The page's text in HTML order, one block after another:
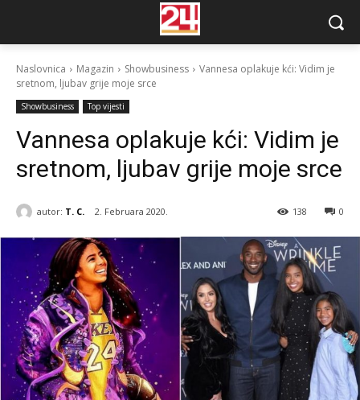
Naslovnica Magazin Showbusiness
Vannesa oplakuje kći: Vidim je
sretnom, ljubav grije moje srce
Showbusiness Top vijesti
Vannesa oplakuje kći: Vidim je
sretnom, ljubav grije moje srce
autor: T. C. 2. Februara 2020. 0
138